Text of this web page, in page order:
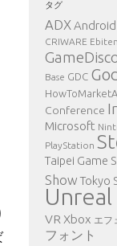
タグ
ADX Android
CRIWARE
Base GDC
Conference
Microsoft
PlayStation
Taipei Game
Show Tokyo
VR Xbox エフ
フォント